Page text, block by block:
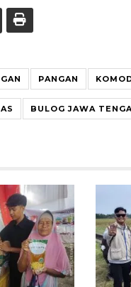
PANGAN
BULOG JAWA